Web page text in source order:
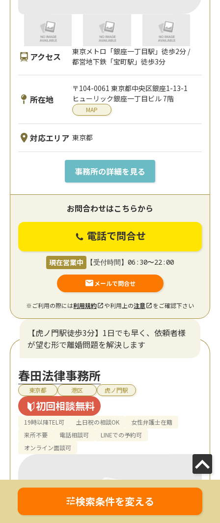
アクセス
東京メトロ「銀座一丁目駅」徒歩2分 /
都営地下鉄「宝町駅」徒歩3分
所在地
〒104-0061 東京都中央区銀座1-13-1
ヒューリック銀座一丁目ビル 7階
MAP
対応エリア 東京都
事務所の詳細を見る
お問合わせはこちらから
電話で問合せ
現在営業中 【受付時間】06:30〜22:00
メールで問合せ
※ご利用の際には利用規約 や利用上の注意 をご確認下さい
【虎ノ門駅徒歩3分】1日でも早く、依頼者様
が望む形で離婚問題を解決します
春田法律事務所
東京都 港区 虎ノ門駅
初回相談無料
19時以降TEL可 土日祝の相談OK
女性弁護士在籍
来所不要
電話相談可
LINEでの予約可
オンライン面談可
検索条件を変える